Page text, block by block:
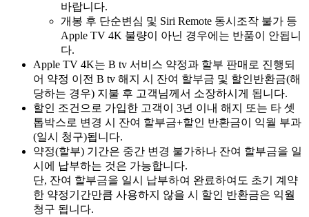
바랍니다.
개봉 후 단순변심 및 Siri Remote 동시조작 불가 등
Apple TV 4K 불량이 아닌 경우에는 반품이 안됩니
다.
Apple TV 4K는 B tv 서비스 약정과 할부 판매로 진행되
어 약정 이전 B tv 해지 시 잔여 할부금 및 할인반환금(해
당하는 경우) 지불 후 고객님께서 소장하시게 됩니다.
할인 조건으로 가입한 고객이 3년 이내 해지 또는 타 셋
톱박스로 변경 시 잔여 할부금+할인 반환금이 익월 부과
(일시 청구)됩니다.
약정(할부) 기간은 중간 변경 불가하나 잔여 할부금을 일
시에 납부하는 것은 가능합니다.
단, 잔여 할부금을 일시 납부하여 완료하여도 초기 계약
한 약정기간만큼 사용하지 않을 시 할인 반환금은 익월
청구 됩니다.